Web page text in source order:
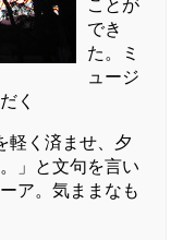
でき
た。ミ
ュージ
く
軽く済ませ、夕
」と文句を言い
ア。気ままなも